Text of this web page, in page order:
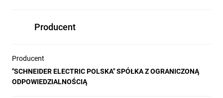
Producent
Producent
"SCHNEIDER ELECTRIC POLSKA" SPÓŁKA Z OGRANICZONĄ
ODPOWIEDZIALNOŚCIĄ